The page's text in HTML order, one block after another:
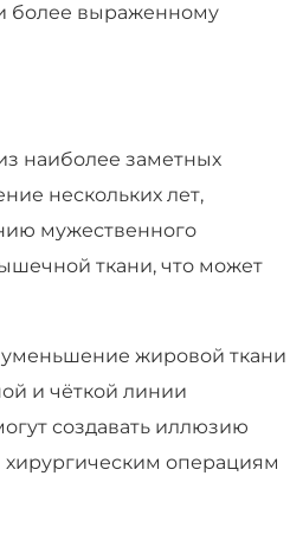
более выраженному
наиболее заметных
нескольких лет,
мужественного
ткани, что может
жировой ткани
и чёткой линии
создавать иллюзию
хирургическим операциям